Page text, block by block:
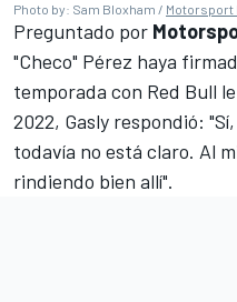
Photo by: Sam Bloxham / Motorsport
Preguntado por
"Checo" Pérez haya
temporada con Red Bull
2022, Gasly respondió:
todavía no está claro. Al
rindiendo bien allí".